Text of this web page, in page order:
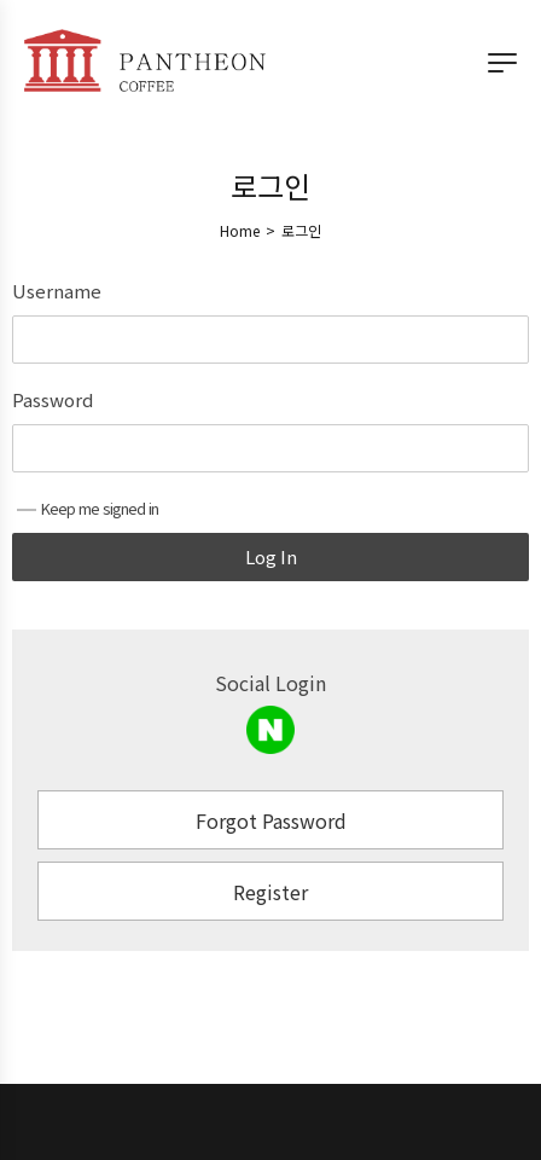
로그인
Home > 로그인
Username
Password
Keep me signed in
Log In
Social Login
Forgot Password
Register